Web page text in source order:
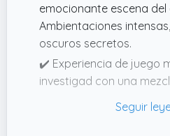
emocionante escena del
Ambientaciones
oscuros secretos.
✔️ Experiencia de juego
investigad con una
mensajes de voz, chats